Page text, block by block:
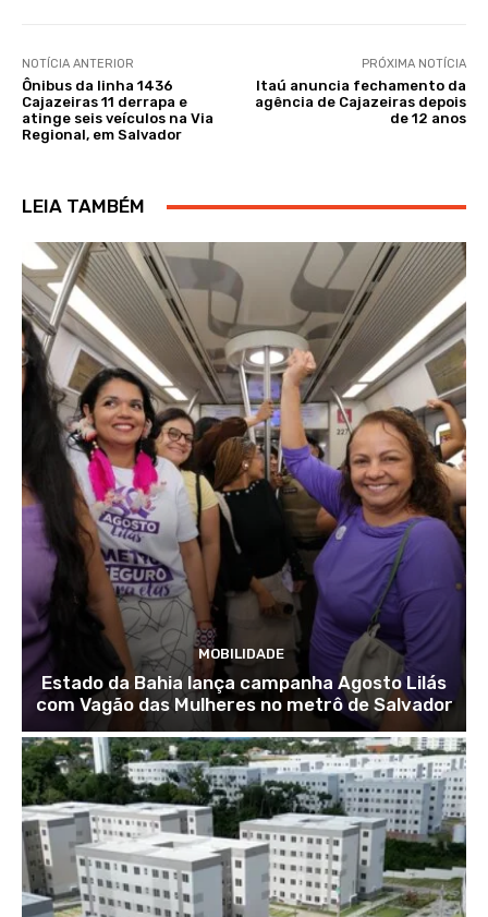
NOTÍCIA ANTERIOR
Ônibus da linha 1436
Cajazeiras 11 derrapa e
atinge seis veículos na Via
Regional, em Salvador
PRÓXIMA NOTÍCIA
Itaú anuncia fechamento da
agência de Cajazeiras depois
de 12 anos
LEIA TAMBÉM
MOBILIDADE
Estado da Bahia lança campanha Agosto Lilás
com Vagão das Mulheres no metrô de Salvador